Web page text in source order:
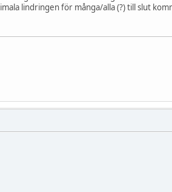
lindringen för många/alla (?) till slut